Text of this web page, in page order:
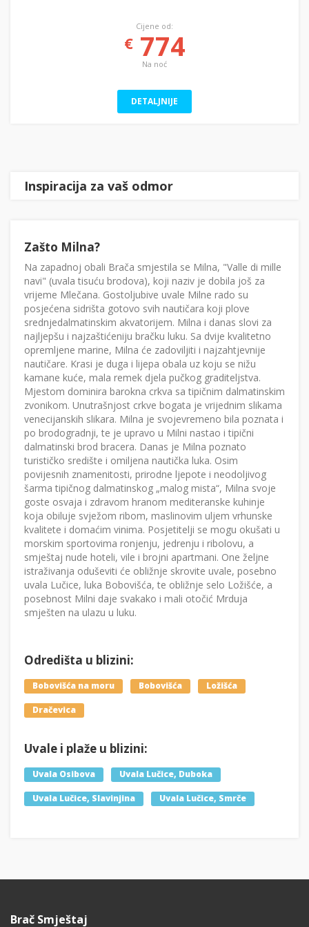
Cijene od:
€774
Na noć
DETALJNIJE
Inspiracija za vaš odmor
Zašto Milna?
Na zapadnoj obali Brača smjestila se Milna, "Valle di mille
navi" (uvala tisuću brodova), koji naziv je dobila još za
vrijeme Mlečana. Gostoljubive uvale Milne rado su
posjećena sidrišta gotovo svih nautičara koji plove
srednjedalmatinskim akvatorijem. Milna i danas slovi za
najljepšu i najzaštićeniju bračku luku. Sa dvije kvalitetno
opremljene marine, Milna će zadoviljiti i najzahtjevnije
nautičare. Krasi je duga i lijepa obala uz koju se nižu
kamane kuće, mala remek djela pučkog graditeljstva.
Mjestom dominira barokna crkva sa tipičnim dalmatinskim
zvonikom. Unutrašnjost crkve bogata je vrijednim slikama
venecijanskih slikara. Milna je svojevremeno bila poznata i
po brodogradnji, te je upravo u Milni nastao i tipični
dalmatinski brod bracera. Danas je Milna poznato
turističko središte i omiljena nautička luka. Osim
povijesnih znamenitosti, prirodne ljepote i neodoljivog
šarma tipičnog dalmatinskog „malog mista“, Milna svoje
goste osvaja i zdravom hranom mediteranske kuhinje
koja obiluje svježom ribom, maslinovim uljem vrhunske
kvalitete i domaćim vinima. Posjetitelji se mogu okušati u
morskim sportovima ronjenju, jedrenju i ribolovu, a
smještaj nude hoteli, vile i brojni apartmani. One željne
istraživanja oduševiti će obližnje skrovite uvale, posebno
uvala Lučice, luka Bobovišća, te obližnje selo Ložišće, a
posebnost Milni daje svakako i mali otočić Mrduja
smješten na ulazu u luku.
Odredišta u blizini:
Bobovišća na moru Bobovišća Ložišća
Dračevica
Uvale i plaže u blizini:
Uvala Osibova Uvala Lučice, Duboka
Uvala Lučice, Slavinjina Uvala Lučice, Smrče
Brač Smještaj